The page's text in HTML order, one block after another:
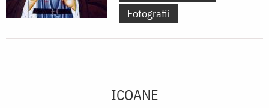
Fotografii
ICOANE